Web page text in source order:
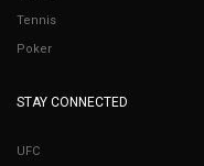
Tennis
Poker
STAY CONNECTED
UFC